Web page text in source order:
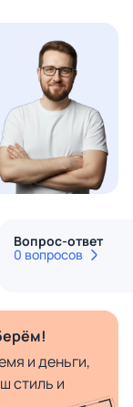
Вопрос-ответ
0 вопросов
и деньги,
стиль и